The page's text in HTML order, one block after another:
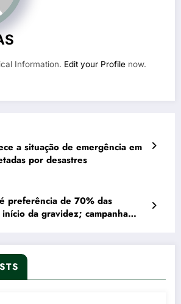
Information. Edit your Profile now.
a situação de emergência em
por desastres
preferência de 70% das
da gravidez; campanha